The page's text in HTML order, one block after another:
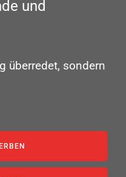
und
überredet, sondern